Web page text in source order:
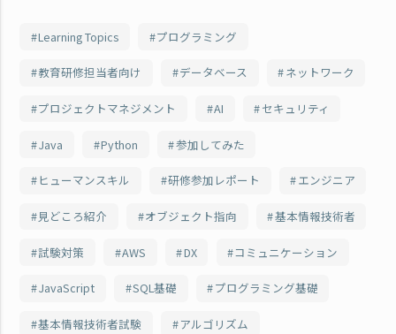
Learning Topics プログラミング
教育研修担当者向け データベース ネットワーク
プロジェクトマネジメント AI セキュリティ
Java Python 参加してみた
ヒューマンスキル 研修参加レポート エンジニア
見どころ紹介 オブジェクト指向 基本情報技術者
試験対策 AWS DX コミュニケーション
JavaScript SQL基礎 プログラミング基礎
基本情報技術者試験 アルゴリズム